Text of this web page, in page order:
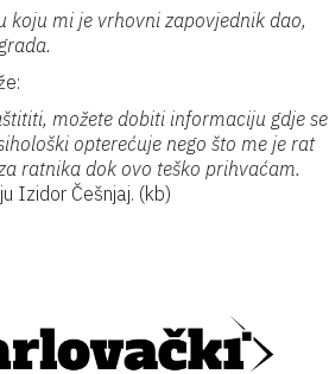
koju mi je vrhovni zapovjednik dao,
možete dobiti informaciju gdje se
opterećuje nego što me je rat
ratnika dok ovo teško prihvaćam.
Izidor Češnjaj. (kb)